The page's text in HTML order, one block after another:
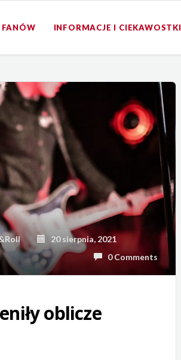
FANÓW INFORMACJE I CIEKAWOSTKI
20 sierpnia, 2021
0 Comments
oblicze